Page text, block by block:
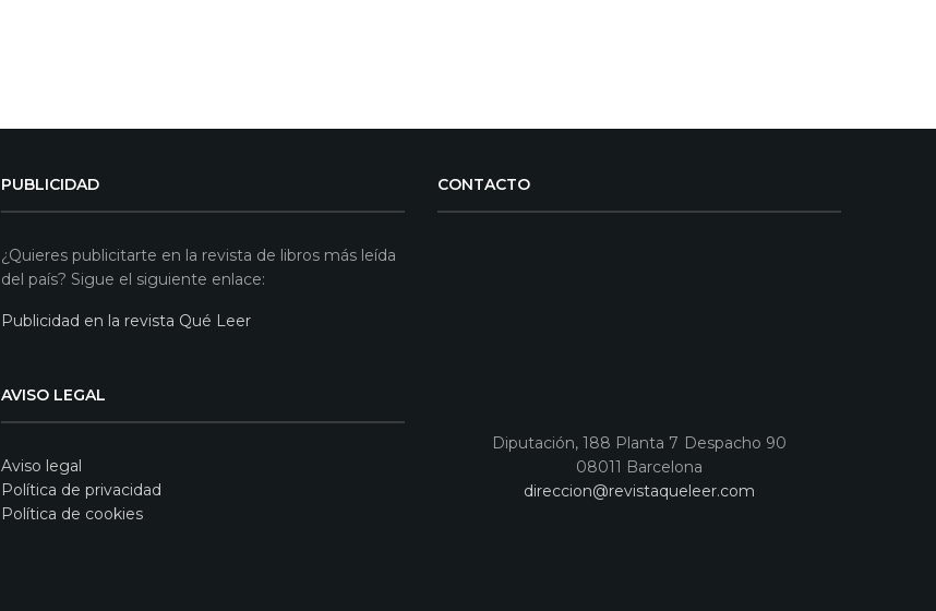
PUBLICIDAD
¿Quieres publicitarte en la revista de libros más leída
del país? Sigue el siguiente enlace:
Publicidad en la revista Qué Leer
AVISO LEGAL
Aviso legal
Política de privacidad
Política de cookies
CONTACTO
Diputación, 188 Planta 7 Despacho 90
08011 Barcelona
direccion@revistaqueleer.com